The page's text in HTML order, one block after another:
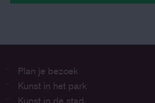
Plan je bezoek
Kunst in het park
Kunst in de stad